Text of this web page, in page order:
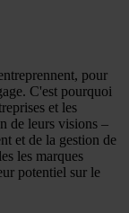
pour
C'est pourquoi
et les
de leurs visions –
et de la gestion de
les marques
potentiel sur le